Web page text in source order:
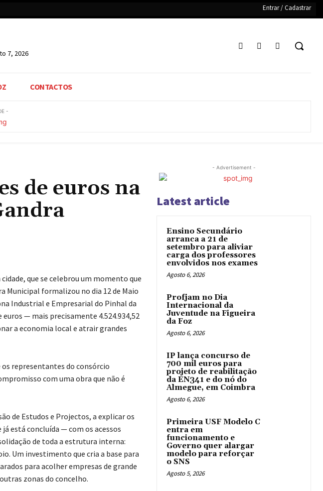
Entrar / Cadastrar
7, 2026
CONTACTOS
-
de euros na
que se celebrou um momento que
Municipal formalizou no dia 12 de Maio
Industrial e Empresarial do Pinhal da
— mais precisamente 4.524.934,52
a economia local e atrair grandes
representantes do consórcio
com uma obra que não é
de Estudos e Projectos, a explicar os
está concluída — com os acessos
de toda a estrutura interna:
Um investimento que cria a base para
para acolher empresas de grande
zonas do concelho.
- Advertisement -
Latest article
Ensino Secundário
arranca a 21 de
setembro para aliviar
carga dos professores
envolvidos nos exames
Agosto 6, 2026
Profjam no Dia
Internacional da
Juventude na Figueira
da Foz
Agosto 6, 2026
IP lança concurso de
700 mil euros para
projeto de reabilitação
da EN341 e do nó do
Almegue, em Coimbra
Agosto 6, 2026
Primeira USF Modelo C
entra em
funcionamento e
Governo quer alargar
modelo para reforçar
o SNS
Agosto 5, 2026